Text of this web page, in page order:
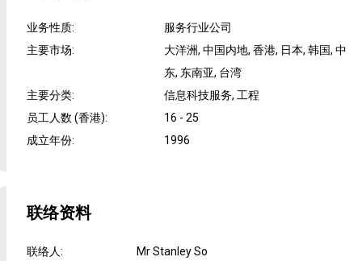
业务性质:
服务行业公司
主要市场:
大洋洲, 中国内地, 香港, 日本, 韩国, 中
东, 东南亚, 台湾
主要分类:
信息科技服务, 工程
员工人数 (香港):
16 - 25
成立年份: 1996
联络资料
联络人:
Mr Stanley So